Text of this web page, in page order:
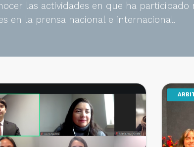
las actividades en que ha
en la prensa nacional e internacional.